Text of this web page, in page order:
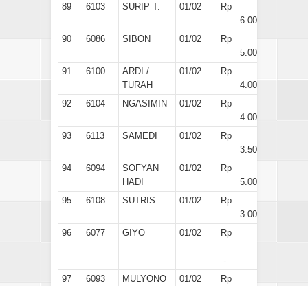
89
6103 SURIP T. 01/02
Rp
6.000
90
6086 SIBON 01/02
Rp
5.000
91
6100
ARDI /
TURAH
01/02
Rp
4.000
92
6104 NGASIMIN 01/02
Rp
4.000
93
6113 SAMEDI 01/02
Rp
3.500
94
6094
SOFYAN
HADI
01/02
Rp
5.000
95
6108 SUTRIS 01/02
Rp
3.000
96
6077 GIYO 01/02 Rp
-
97
6093 MULYONO 01/02
Rp